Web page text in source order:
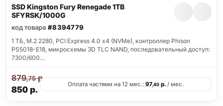
SSD Kingston Fury Renegade 1TB
SFYRSK/1000G
код товара #8394779
1 ТБ, M.2 2280, PCI Express 4.0 x4 (NVMe), контроллер Phison
PS5018-E18, микросхемы 3D TLC NAND, последовательный доступ:
7300/600…
850р.
879,75р.
Оплата частями на 12 мес.: 97,40р./ мес.